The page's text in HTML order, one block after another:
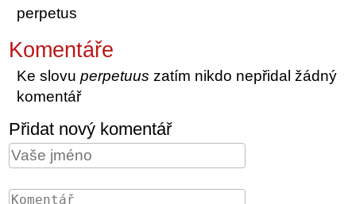
perpetus
Komentáře
Ke slovuperpetuus zatím nikdo nepřidal žádný
komentář
Přidat nový komentář